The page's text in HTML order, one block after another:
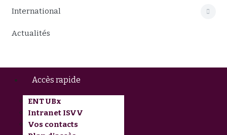
International
Actualités
Accès rapide
ENT UBx
Intranet ISVV
Vos contacts